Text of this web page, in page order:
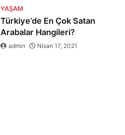
YAŞAM
Türkiye’de En Çok Satan
Arabalar Hangileri?
admin Nisan 17, 2021